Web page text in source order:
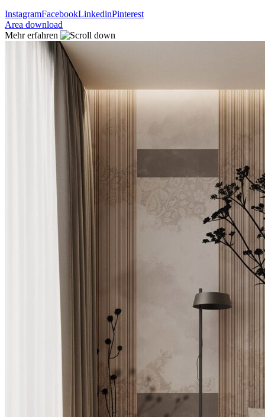
InstagramFacebookLinkedinPinterest
Area download
Mehr erfahren